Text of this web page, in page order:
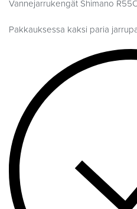
Vannejarrukengät Shimano
Pakkauksessa kaksi paria